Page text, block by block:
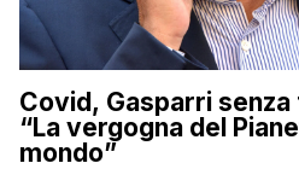
Covid, Gasparri senza
“La vergogna del
mondo”